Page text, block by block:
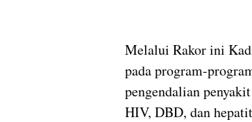
Melalui Rakor ini
pada program-
pengendalian
HIV, DBD, dan